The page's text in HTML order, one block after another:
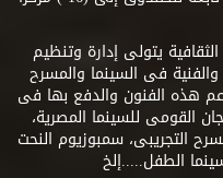
يتولى إدارة وتنظيم
فى السينما والمسرح
هذه الفنون والدفع بها فى
القومى للسينما المصرية،
التجريبى، سمبوزيوم النحت
الطفل.....إلخ